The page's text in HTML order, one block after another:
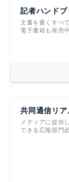
記者ハンドブ
文書を書くすべ
電子書籍も発売
共同通信リ
メディアに提供
できる広報部門